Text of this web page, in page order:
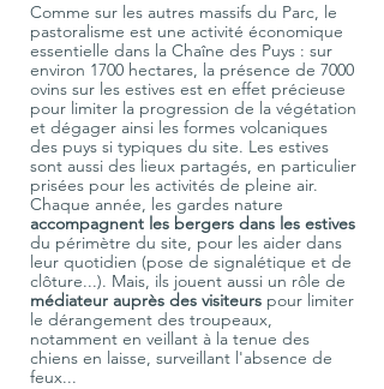
Comme sur les autres massifs du Parc, le
pastoralisme est une activité économique
essentielle dans la Chaîne des Puys : sur
environ 1700 hectares, la présence de 7000
ovins sur les estives est en effet précieuse
pour limiter la progression de la végétation
et dégager ainsi les formes volcaniques
des puys si typiques du site. Les estives
sont aussi des lieux partagés, en particulier
prisées pour les activités de pleine air.
Chaque année, les gardes nature
accompagnent les bergers dans les estives
du périmètre du site, pour les aider dans
leur quotidien (pose de signalétique et de
clôture...). Mais, ils jouent aussi un rôle de
médiateur auprès des visiteurs pour limiter
le dérangement des troupeaux,
notamment en veillant à la tenue des
chiens en laisse, surveillant l'absence de
feux...